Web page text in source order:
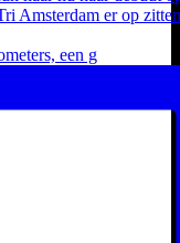
een g